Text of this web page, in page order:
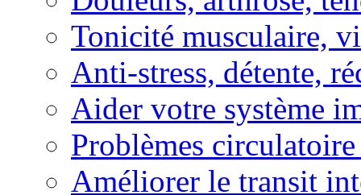
Tonicité musculaire,
Anti-stress, détente,
Aider votre système
Problèmes
Améliorer le transit